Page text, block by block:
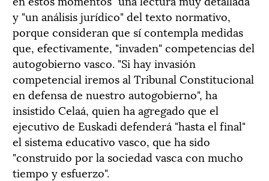
y "un análisis jurídico" del texto normativo,
porque consideran que sí contempla medidas
que, efectivamente, "invaden" competencias del
autogobierno vasco. "Si hay invasión
competencial iremos al Tribunal Constitucional
en defensa de nuestro autogobierno", ha
insistido Celaá, quien ha agregado que el
ejecutivo de Euskadi defenderá "hasta el final"
el sistema educativo vasco, que ha sido
"construido por la sociedad vasca con mucho
tiempo y esfuerzo".